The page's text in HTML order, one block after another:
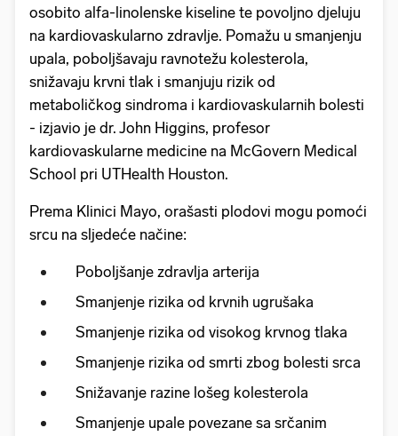
osobito alfa-linolenske kiseline te povoljno djeluju
na kardiovaskularno zdravlje. Pomažu u smanjenju
upala, poboljšavaju ravnotežu kolesterola,
snižavaju krvni tlak i smanjuju rizik od
metaboličkog sindroma i kardiovaskularnih bolesti
- izjavio je dr. John Higgins, profesor
kardiovaskularne medicine na McGovern Medical
School pri UTHealth Houston.
Prema Klinici Mayo, orašasti plodovi mogu pomoći
srcu na sljedeće načine:
Poboljšanje zdravlja arterija
Smanjenje rizika od krvnih ugrušaka
Smanjenje rizika od visokog krvnog tlaka
Smanjenje rizika od smrti zbog bolesti srca
Snižavanje razine lošeg kolesterola
Smanjenje upale povezane sa srčanim